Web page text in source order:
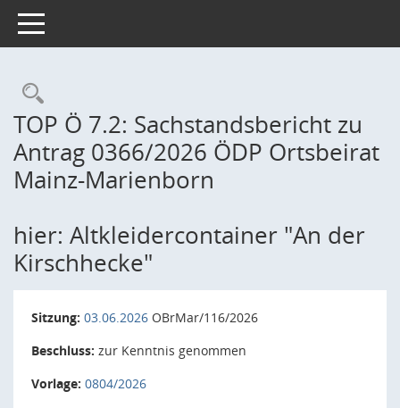
Toggle navigation
Rechercheauswahl
TOP Ö 7.2: Sachstandsbericht zu
Antrag 0366/2026 ÖDP Ortsbeirat
Mainz-Marienborn
hier: Altkleidercontainer "An der
Kirschhecke"
Sitzung: 03.06.2026 OBrMar/116/2026
Beschluss: zur Kenntnis genommen
Vorlage: 0804/2026